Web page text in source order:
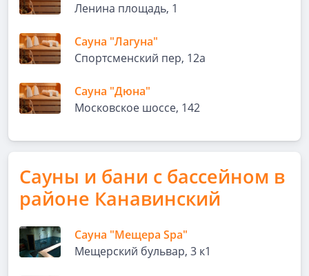
Ленина площадь, 1
Сауна "Лагуна"
Спортсменский пер, 12а
Сауна "Дюна"
Московское шоссе, 142
Сауны и бани с бассейном в
районе Канавинский
Сауна "Мещера Spa"
Мещерский бульвар, 3 к1